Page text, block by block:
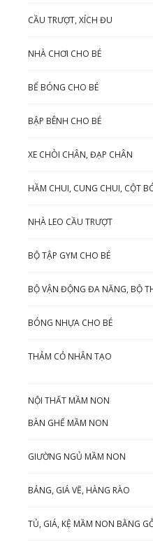
CẦU TRƯỢT, XÍCH ĐU
NHÀ CHƠI CHO BÉ
BỂ BÓNG CHO BÉ
BẬP BÊNH CHO BÉ
XE CHÒI CHÂN, ĐẠP CHÂN
HẦM CHUI, CUNG CHUI, CỘT
NHÀ LEO CẦU TRƯỢT
BỘ TẬP GYM CHO BÉ
BỘ VẬN ĐỘNG ĐA NĂNG, BỘ
BÓNG NHỰA CHO BÉ
THẢM CỎ NHÂN TẠO
NỘI THẤT MẦM NON
BÀN GHẾ MẦM NON
GIƯỜNG NGỦ MẦM NON
BẢNG, GIÁ VẼ, HÀNG RÀO
TỦ, GIÁ, KỆ MẦM NON BẰNG